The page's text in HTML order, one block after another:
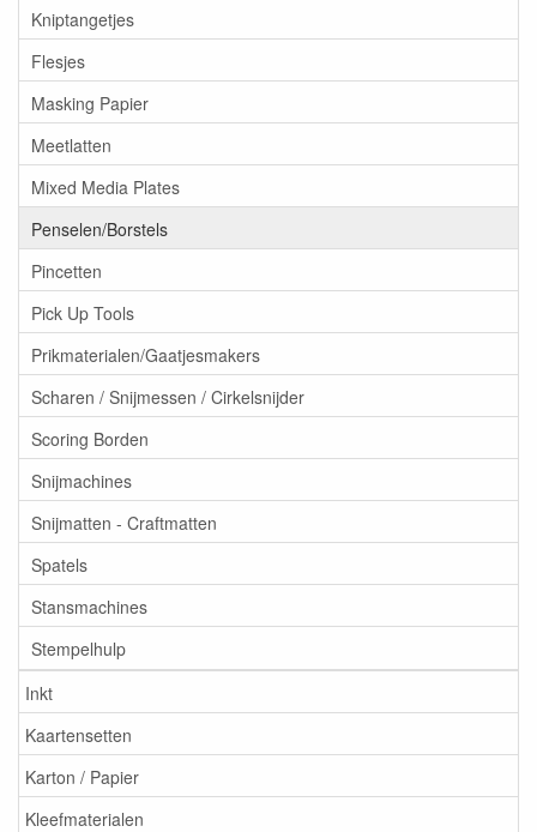
Kniptangetjes
Flesjes
Masking Papier
Meetlatten
Mixed Media Plates
Penselen/Borstels
Pincetten
Pick Up Tools
Prikmaterialen/Gaatjesmakers
Scharen / Snijmessen / Cirkelsnijder
Scoring Borden
Snijmachines
Snijmatten - Craftmatten
Spatels
Stansmachines
Stempelhulp
Inkt
Kaartensetten
Karton / Papier
Kleefmaterialen